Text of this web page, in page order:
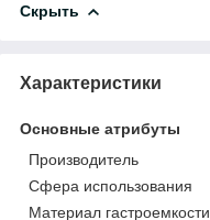
Скрыть
Характеристики
Основные атрибуты
Производитель
Сфера использования
Материал гастроемкости